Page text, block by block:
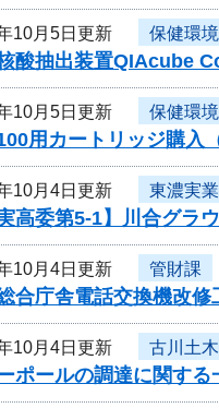
10月5日更新 保健環
酸抽出装置QIAcube
10月5日更新 保健環
用カートリッジ購入
10月4日更新 東濃実
実高委第5-1】川合グラ
10月4日更新 管財課
合庁舎電話交換機改
10月4日更新 古川土
ポールの調達に関す